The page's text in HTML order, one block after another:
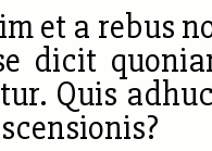
et a rebus
dicit
Quis